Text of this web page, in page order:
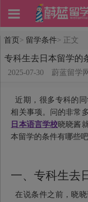
首页> 留学条件> 正文
专科生去日本留学的
2025-07-30 蔚蓝留学
近期，很多专科的
相关事项。问的非常
日本语言学校晓晓酱
本留学的条件有哪些
一、专科生去
在说条件之前，晓